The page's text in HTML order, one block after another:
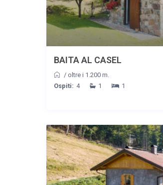
BAITA AL CASEL
/ oltre i 1.200 m.
Ospiti: 4 1 1